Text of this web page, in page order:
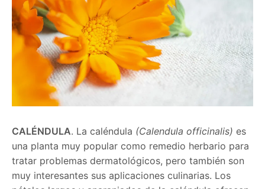
CALÉNDULA. La caléndula (Calendula officinalis) es
una planta muy popular como remedio herbario para
tratar problemas dermatológicos, pero también son
muy interesantes sus aplicaciones culinarias. Los